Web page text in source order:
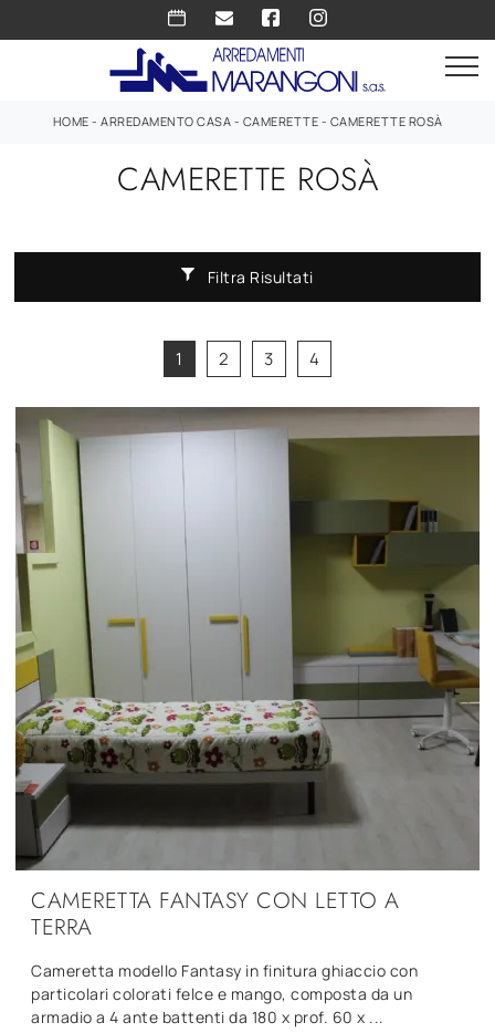
HOME - ARREDAMENTO CASA - CAMERETTE - CAMERETTE ROSÀ
CAMERETTE ROSÀ
Filtra Risultati
1 2 3 4
CAMERETTA FANTASY CON LETTO A
TERRA
Cameretta modello Fantasy in finitura ghiaccio con
particolari colorati felce e mango, composta da un
armadio a 4 ante battenti da 180 x prof. 60 x ...